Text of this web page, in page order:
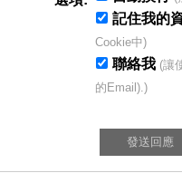
記住我的
Cookie中)
聯絡我 (讓
的Email).)